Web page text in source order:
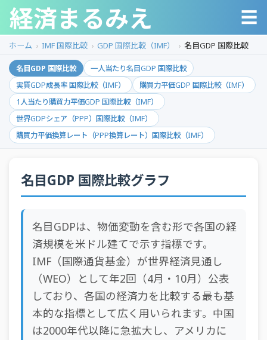
経済まるみえ ☰
ホーム IMF 国際比較 GDP 国際比較（IMF） 名目GDP 国際比較
名目GDP 国際比較
一人当たり名目GDP 国際比較
実質GDP成長率 国際比較（IMF）
購買力平価GDP 国際比較（IMF）
1人当たり購買力平価GDP 国際比較（IMF）
世界GDPシェア（PPP）国際比較（IMF）
購買力平価換算レート（PPP換算レート）国際比較（IMF）
名目GDP 国際比較グラフ
名目GDPは、物価変動を含む形で各国の経
済規模を米ドル建てで示す指標です。
IMF（国際通貨基金）が世界経済見通し
（WEO）として年2回（4月・10月）公表
しており、各国の経済力を比較する最も基
本的な指標として広く用いられます。中国
は2000年代以降に急拡大し、アメリカに